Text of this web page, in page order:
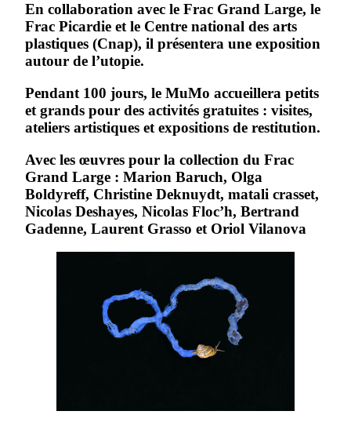
En collaboration avec le Frac Grand Large, le
Frac Picardie et le Centre national des arts
plastiques (Cnap), il présentera une exposition
autour de l’utopie.
Pendant 100 jours, le MuMo accueillera petits
et grands pour des activités gratuites : visites,
ateliers artistiques et expositions de restitution.
Avec les œuvres pour la collection du Frac
Grand Large : Marion Baruch, Olga
Boldyreff, Christine Deknuydt, matali crasset,
Nicolas Deshayes, Nicolas Floc’h, Bertrand
Gadenne, Laurent Grasso et Oriol Vilanova